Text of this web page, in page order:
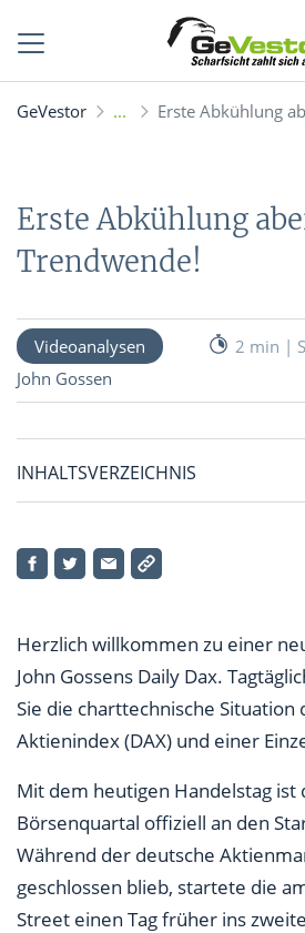
GeVestor Erste Abkühlung
Erste Abkühlung
Trendwende!
Videoanalysen
2 min |
John Gossen
INHALTSVERZEICHNIS
Aktie des Tages – Zalando kühlt
Herzlich willkommen zu einer
John Gossens Daily Dax.
Sie die charttechnische Situation
Aktienindex (DAX) und einer
Mit dem heutigen Handelstag ist
Börsenquartal offiziell an den
Während der deutsche
geschlossen blieb, startete die
Street einen Tag früher ins